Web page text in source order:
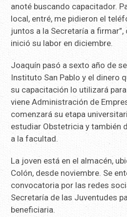
anoté buscando capacitador.
local, entré, me pidieron el
juntos a la Secretaría a
inició su labor en diciembre.
Joaquín pasó a sexto año de
Instituto San Pablo y el dinero
su capacitación lo utilizará
viene Administración de
comenzará su etapa
estudiar Obstetricia y también
a la facultad.
La joven está en el almacén,
Colón, desde noviembre. Se
convocatoria por las redes
Secretaría de las Juventudes
beneficiaria.